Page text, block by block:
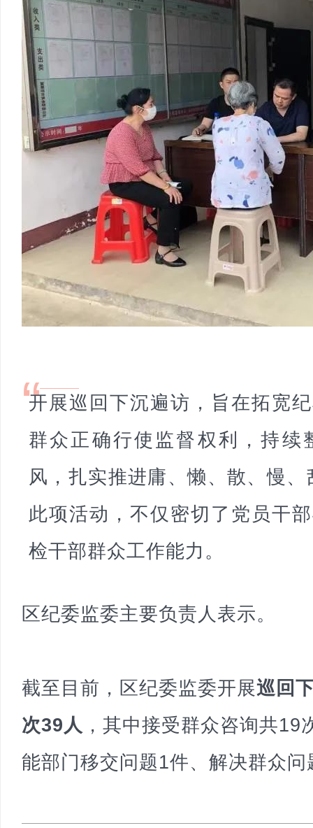
“
开展巡回下沉遍访，旨在拓宽
群众正确行使监督权利，持续
风，扎实推进庸、懒、散、慢、
此项活动，不仅密切了党员干
检干部群众工作能力。
区纪委监委主要负责人表示。
截至目前，区纪委监委开展巡回
次39人 ，其中接受群众咨询共
能部门移交问题1件、解决群众